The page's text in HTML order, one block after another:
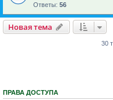
Ответы: 56
Новая тема
30
ПРАВА ДОСТУПА